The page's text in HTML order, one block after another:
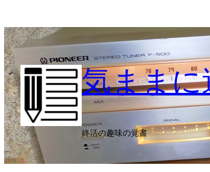
容
を
ス
キ
ッ
プ
気まま
終活の趣味の覚書